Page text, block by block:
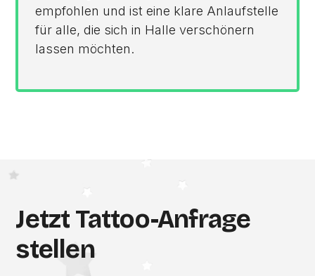
empfohlen und ist eine klare Anlaufstelle
für alle, die sich in Halle verschönern
lassen möchten.
Jetzt Tattoo-Anfrage
stellen